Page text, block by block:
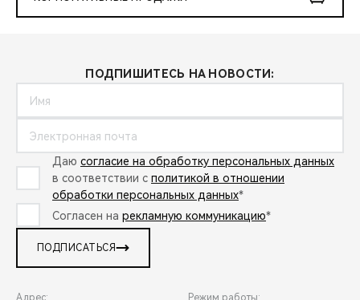
ПОДПИШИТЕСЬ НА НОВОСТИ:
Даю согласие на обработку персональных данных
в соответствии с политикой в отношении
обработки персональных данных*
Согласен на рекламную коммуникацию*
ПОДПИСАТЬСЯ
Адрес: Режим работы: